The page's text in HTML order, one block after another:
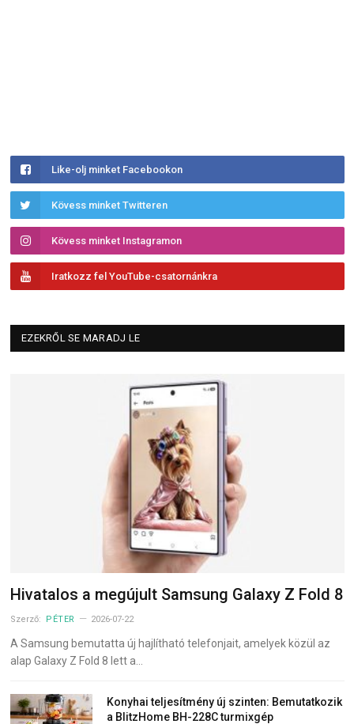
Like-olj minket Facebookon
Kövess minket Twitteren
Kövess minket Instagramon
Iratkozz fel YouTube-csatornánkra
EZEKRŐL SE MARADJ LE
Hivatalos a megújult Samsung Galaxy Z Fold 8
Szerző: PÉTER 2026-07-22
A Samsung bemutatta új hajlítható telefonjait, amelyek közül az
alap Galaxy Z Fold 8 lett a…
Konyhai teljesítmény új szinten: Bemutatkozik
a BlitzHome BH-228C turmixgép